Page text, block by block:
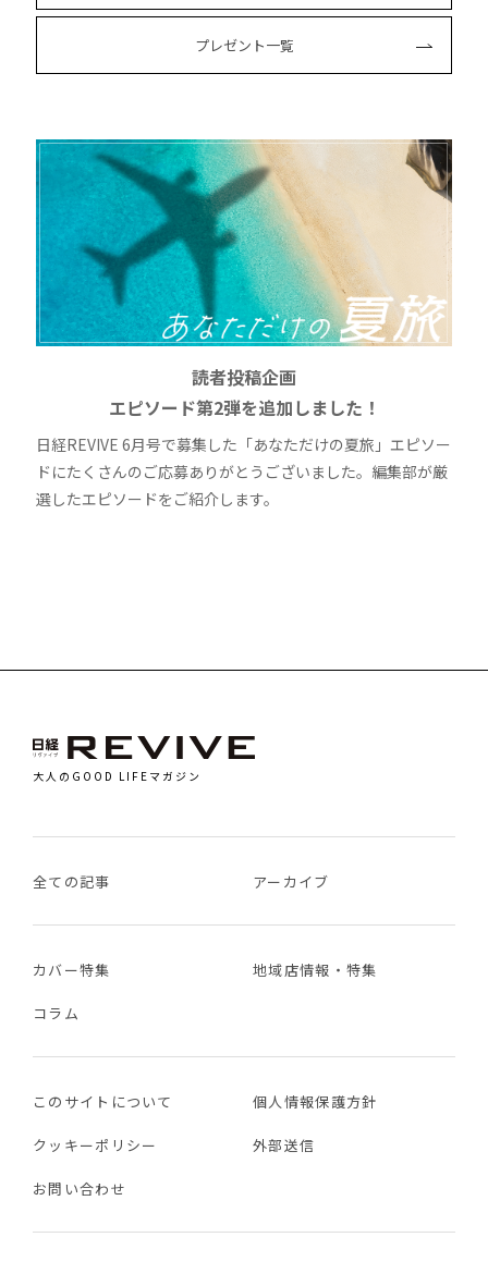
プレゼント一覧
読者投稿企画
エピソード第2弾を追加しました！
日経REVIVE 6月号で募集した「あなただけの夏旅」エピソー
ドにたくさんのご応募ありがとうございました。編集部が厳
選したエピソードをご紹介します。
大人のGOOD LIFEマガジン
全ての記事 アーカイブ
カバー特集 地域店情報・特集
コラム
このサイトについて 個人情報保護方針
クッキーポリシー 外部送信
お問い合わせ